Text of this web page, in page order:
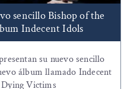
sencillo Bishop of the
Indecent Idols
su nuevo sencillo
álbum llamado Indecent
Victims